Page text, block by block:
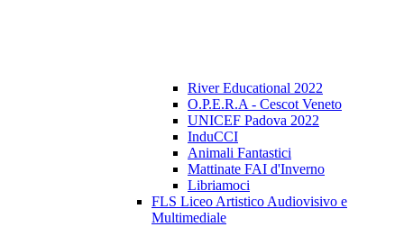
River Educational 2022
O.P.E.R.A - Cescot Veneto
UNICEF Padova 2022
InduCCI
Animali Fantastici
Mattinate FAI d'Inverno
Libriamoci
FLS Liceo Artistico Audiovisivo e
Multimediale